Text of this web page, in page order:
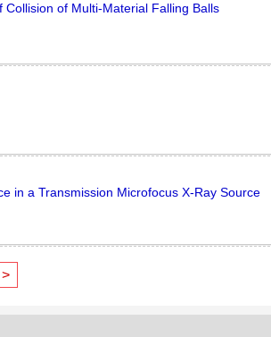
of Multi-Material Falling Balls
in a Transmission Microfocus X-Ray Source
>